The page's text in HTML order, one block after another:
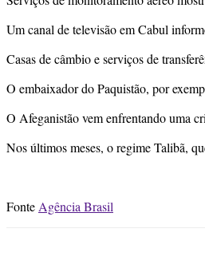
Um canal de televisão em Cabul
Casas de câmbio e serviços de
O embaixador do Paquistão, por
O Afeganistão vem enfrentando uma
Nos últimos meses, o regime Talibã,
FonteAgência Brasil